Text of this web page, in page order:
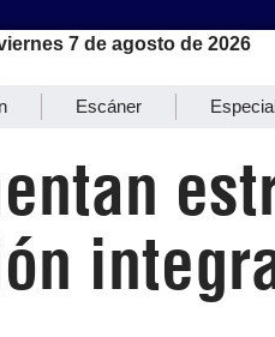
7 de agosto de 2026
Escáner